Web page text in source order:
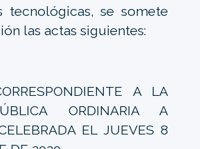
tecnológicas, se somete
las actas siguientes:
A LA
ORDINARIA A
EL JUEVES 8